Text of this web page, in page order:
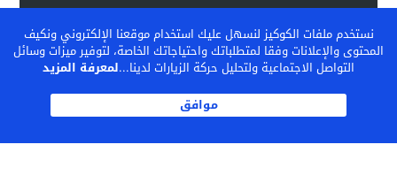
جديد خلال...
الفيفا تشيد بالنموذج المغربي لتكوين المواهب… والمغرب
الكاف بين تثبيت المكاسب وإعادة رسم خريطة الكرة
نستخدم ملفات الكوكيز لنسهل عليك استخدام موقعنا الإلكتروني ونكيف
المحتوى والإعلانات وفقا لمتطلباتك واحتياجاتك الخاصة، لتوفير ميزات وسائل
التواصل الاجتماعية ولتحليل حركة الزيارات لدينا...لمعرفة المزيد
موافق